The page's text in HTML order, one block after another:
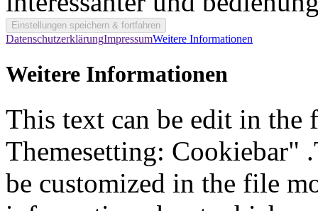
DatenschutzerklärungImpressumWeitere Informationen
Weitere Informationen
This text can be edit in the
Themesetting: Cookiebar"
be customized in the file